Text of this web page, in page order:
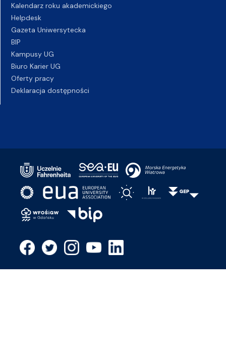
Kalendarz roku akademickiego
Helpdesk
Gazeta Uniwersytecka
BIP
Kampusy UG
Biuro Karier UG
Oferty pracy
Deklaracja dostępności